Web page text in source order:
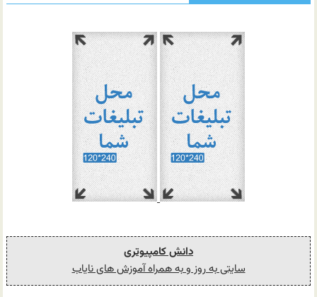
دانش کامپیوتری
سایتی به روز و به همراه آموزش های نایاب